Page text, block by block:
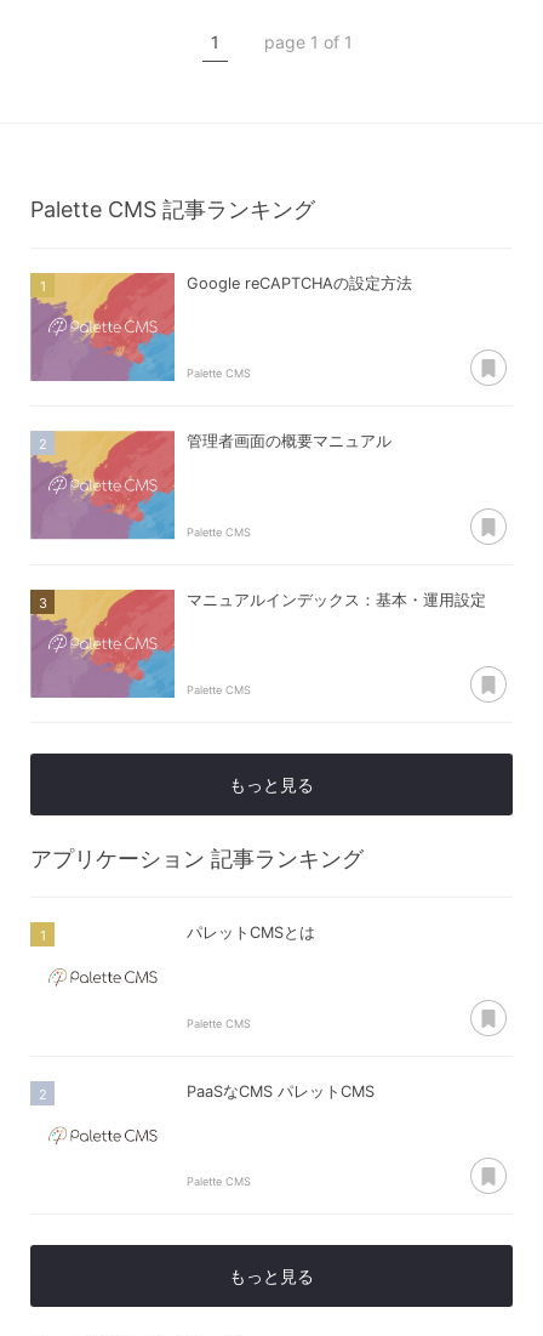
1
page 1 of 1
Palette CMS 記事ランキング
Google reCAPTCHAの設定方法
Palette CMS
管理者画面の概要マニュアル
Palette CMS
マニュアルインデックス：基本・運用設定
Palette CMS
もっと見る
アプリケーション 記事ランキング
パレットCMSとは
Palette CMS
PaaSなCMS パレットCMS
Palette CMS
もっと見る